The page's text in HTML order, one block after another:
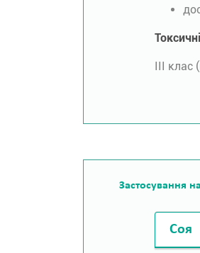
ІІІ
Застосування
Соя